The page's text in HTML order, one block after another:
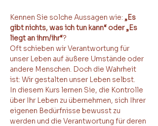
Kennen Sie solche Aussagen wie: „Es
gibt nichts, was ich tun kann“ oder „Es
liegt an ihm/ihr“?
Oft schieben wir Verantwortung für
unser Leben auf äußere Umstände oder
andere Menschen. Doch die Wahrheit
ist: Wir gestalten unser Leben selbst.
In diesem Kurs lernen Sie, die Kontrolle
über Ihr Leben zu übernehmen, sich Ihrer
eigenen Bedürfnisse bewusst zu
werden und die Verantwortung für deren